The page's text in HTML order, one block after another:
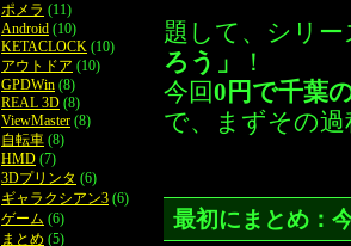
題して、シリー
ろう」
！
今回 0円で千葉
で、まずその
最初にまとめ：
ポメラ (11)
Android (10)
KETACLOCK (10)
アウトドア (10)
GPDWin (8)
REAL 3D (8)
ViewMaster (8)
自転車 (8)
HMD (7)
3Dプリンタ (6)
ギャラクシアン3 (6)
ゲーム (6)
まとめ (5)